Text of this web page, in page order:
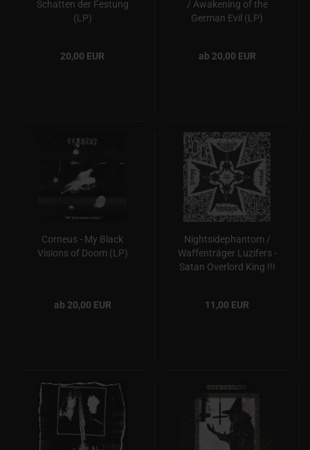
Schatten der Festung
(LP)
20,00 EUR
/ Awakening of the
German Evil (LP)
ab 20,00 EUR
Corneus - My Black
Visions of Doom (LP)
ab 20,00 EUR
Nightsidephantom /
Waffenträger Luzifers -
Satan Overlord King !!!
11,00 EUR